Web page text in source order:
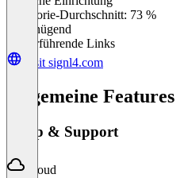
Kategorie-Durchschnitt: 73 %
Ungenügend
Weiterführende Links
Visit signl4.com
Allgemeine Features
Setup & Support
Cloud